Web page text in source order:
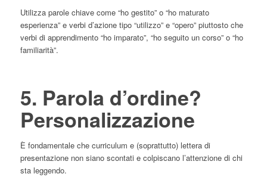
Utilizza parole chiave come “ho gestito” o “ho maturato
esperienza” e verbi d’azione tipo “utilizzo” e “opero” piuttosto che
verbi di apprendimento “ho imparato”, “ho seguito un corso” o “ho
familiarità”.
5. Parola d’ordine?
Personalizzazione
È fondamentale che curriculum e (soprattutto) lettera di
presentazione non siano scontati e colpiscano l’attenzione di chi
sta leggendo.